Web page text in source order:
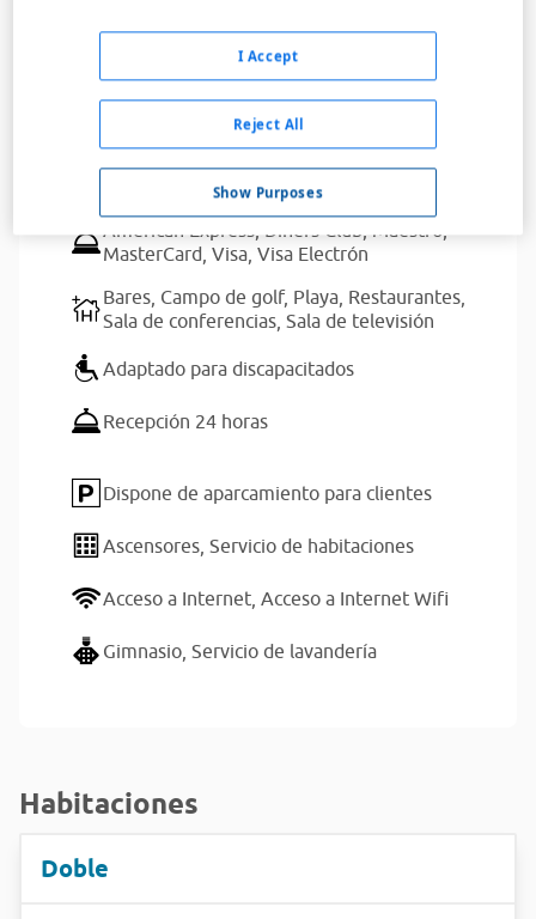
Servicios del alojamiento
American Express, Diners Club, Maestro,
MasterCard, Visa, Visa Electrón
Bares, Campo de golf, Playa, Restaurantes,
Sala de conferencias, Sala de televisión
Adaptado para discapacitados
Recepción 24 horas
Dispone de aparcamiento para clientes
Ascensores, Servicio de habitaciones
Acceso a Internet, Acceso a Internet Wifi
Gimnasio, Servicio de lavandería
Habitaciones
Doble
Show Purposes
Reject All
I Accept